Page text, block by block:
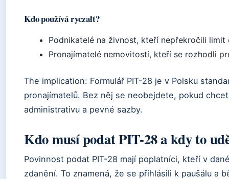
Kdo používá ryczałt?
Podnikatelé na živnost, kteří nepřekročili
Pronajímatelé nemovitostí, kteří se rozhodli
The implication: Formulář PIT-28 je v Polsku
pronajímatelů. Bez něj se neobejdete, pokud
administrativu a pevné sazby.
Kdo musí podat PIT-28 a kdy to
Povinnost podat PIT-28 mají poplatníci, kteří v
zdanění. To znamená, že se přihlásili k paušálu a